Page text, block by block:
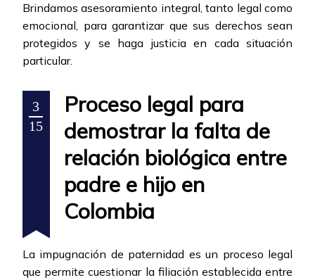
Brindamos asesoramiento integral, tanto legal como
emocional, para garantizar que sus derechos sean
protegidos y se haga justicia en cada situación
particular.
3
15
Proceso legal para
demostrar la falta de
relación biológica entre
padre e hijo en
Colombia
La impugnación de paternidad es un proceso legal
que permite cuestionar la filiación establecida entre